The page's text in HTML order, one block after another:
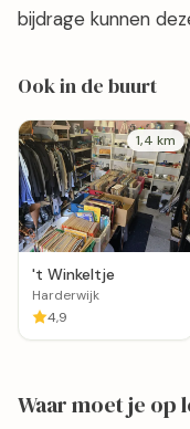
bijdrage kunnen
Ook in de buurt
1,4 km
't Winkeltje
Harderwijk
4,9
Waar moet je op